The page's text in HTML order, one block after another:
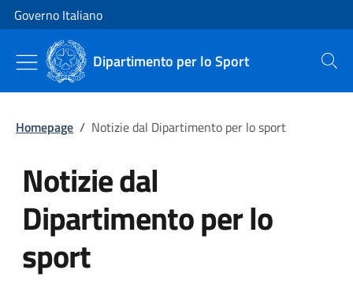
Vai al contenuto
Vai alla navigazione del sito
Governo Italiano
Dipartimento per lo Sport Cerca
Homepage / Notizie dal Dipartimento per lo sport
Notizie dal
Dipartimento per lo
sport